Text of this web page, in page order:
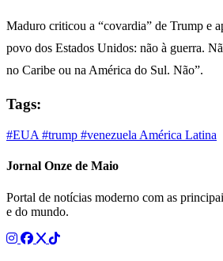
Maduro criticou a “covardia” de Trump e
povo dos Estados Unidos: não à guerra.
no Caribe ou na América do Sul. Não”.
Tags:
#EUA #trump #venezuela América Latina
Jornal Onze de Maio
Portal de notícias moderno com as
e do mundo.